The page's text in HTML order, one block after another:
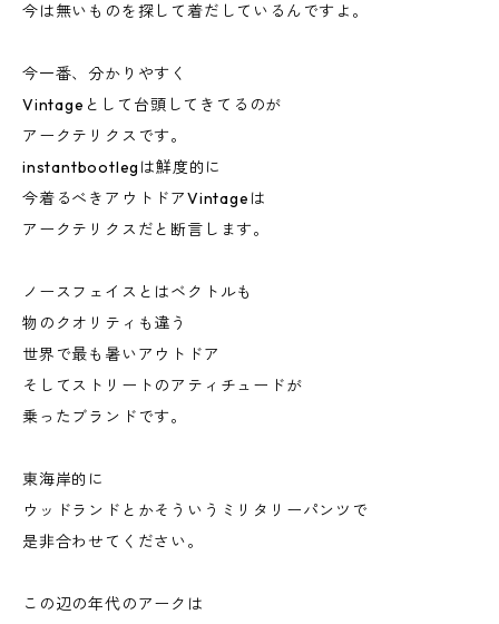
今は無いものを探して着だしているんですよ。
今一番、分かりやすく
Vintageとして台頭してきてるのが
アークテリクスです。
instantbootlegは鮮度的に
今着るべきアウトドアVintageは
アークテリクスだと断言します。
ノースフェイスとはベクトルも
物のクオリティも違う
世界で最も暑いアウトドア
そしてストリートのアティチュードが
乗ったブランドです。
東海岸的に
ウッドランドとかそういうミリタリーパンツで
是非合わせてください。
この辺の年代のアークは